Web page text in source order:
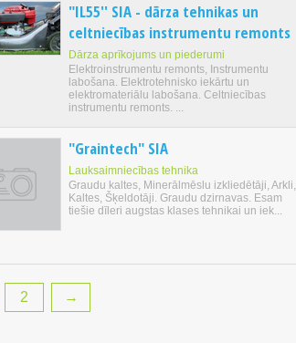
"IL55'' SIA - dārza tehnikas un
celtniecības instrumentu remonts
Dārza aprīkojums un piederumi
Elektroinstrumentu remonts, Instrumentu
labošana. Elektrotehnisko iekārtu un
elektromateriālu labošana. Celtniecības
instrumentu remonts. ...
"Graintech" SIA
Lauksaimniecības tehnika
Graudu kaltes, Minerālmēslu izkliedētāji, Arkli,
Kaltes, Šķeldotāji. Graudu dzirnavas. Esam
tiešie dīleri augstas klases tehnikai un iek...
2 →